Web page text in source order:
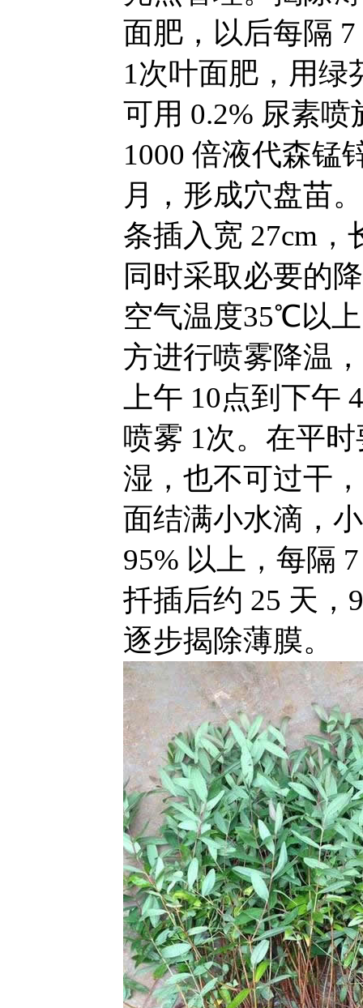
面肥，以后每隔
1次叶面肥，用绿
可用 0.2% 尿素
1000 倍液代森锰
月，形成穴盘苗
条插入宽 27cm，
同时采取必要的
空气温度35℃以
方进行喷雾降温
上午 10点到下午
喷雾 1次。在平
湿，也不可过干
面结满小水滴，
95% 以上，每隔
扦插后约 25 天，
逐步揭除薄膜。